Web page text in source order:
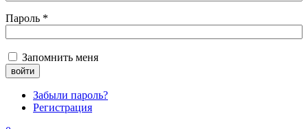
Пароль *
Запомнить меня
Забыли пароль?
Регистрация